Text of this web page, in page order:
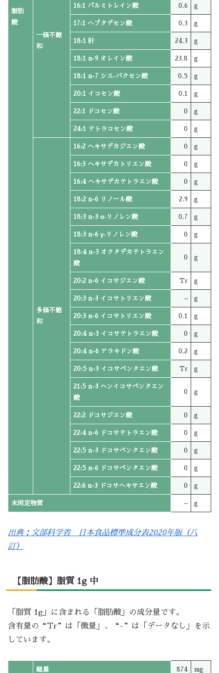
脂肪
酸
一価不飽
和
16:1 パルミトレイン酸 0.6 g
17:1 ヘプタデセン酸 0.3 g
18:1 計 24.3 g
18:1 n-9 オレイン酸 23.8 g
18:1 n-7 シス-バクセン酸 0.5 g
20:1 イコセン酸 0.1 g
22:1 ドコセン酸 0 g
24:1 テトラコセン酸 0 g
多価不飽
和
16:2 ヘキサデカジエン酸 0 g
16:3 ヘキサデカトリエン酸 0 g
16:4 ヘキサデカテトラエン酸 0 g
18:2 n-6 リノール酸 2.9 g
18:3 n-3 α‐リノレン酸 0.7 g
18:3 n-6 γ‐リノレン酸 0 g
18:4 n-3 オクタデカテトラエン
酸
0 g
20:2 n-6 イコサジエン酸 Tr g
20:3 n-3 イコサトリエン酸 – g
20:3 n-6 イコサトリエン酸 0.1 g
20:4 n-3 イコサテトラエン酸 0 g
20:4 n-6 アラキドン酸 0.2 g
20:5 n-3 イコサペンタエン酸 Tr g
21:5 n-3 ヘンイコサペンタエン
酸
0 g
22:2 ドコサジエン酸 0 g
22:4 n-6 ドコサテトラエン酸 0 g
22:5 n-3 ドコサペンタエン酸 0 g
22:5 n-6 ドコサペンタエン酸 0 g
22:6 n-3 ドコサヘキサエン酸 0 g
未同定物質 – g
出典：文部科学省 日本食品標準成分表2020年版（八
訂）
【脂肪酸】脂質 1g 中
「脂質 1g」に含まれる「脂肪酸」の成分量です。
含有量の“Tr”は「微量」、“-”は「データなし」を示
しています。
総量 874 mg